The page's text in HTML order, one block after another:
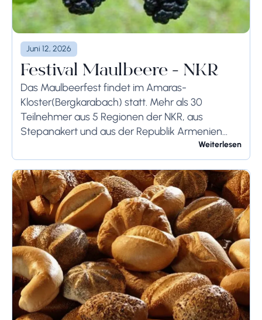
Juni 12, 2026
Festival Maulbeere - NKR
Das Maulbeerfest findet im Amaras-
Kloster(Bergkarabach) statt. Mehr als 30
Teilnehmer aus 5 Regionen der NKR, aus
Stepanakert und aus der Republik Armenien
stellen ihre eigene Produktion vor. Während des
Festes präsentieren die Einheimischen
selbstgemachten Wodka, Doshab...
Weiterlesen